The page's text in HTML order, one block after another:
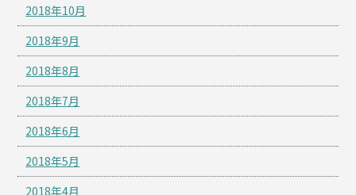
2018年10月
2018年9月
2018年8月
2018年7月
2018年6月
2018年5月
2018年4月